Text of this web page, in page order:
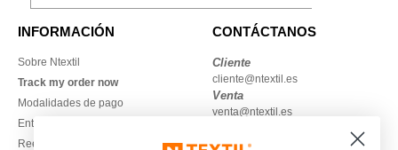
INFORMACIÓN
Sobre Ntextil
Track my order now
Modalidades de pago
Entrega
Reembolsos / devoluciones
CONTÁCTANOS
Cliente
cliente@ntextil.es
Venta
venta@ntextil.es